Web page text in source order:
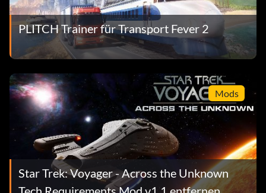
PLITCH Trainer für Transport Fever 2
Mods
Star Trek: Voyager - Across the Unknown